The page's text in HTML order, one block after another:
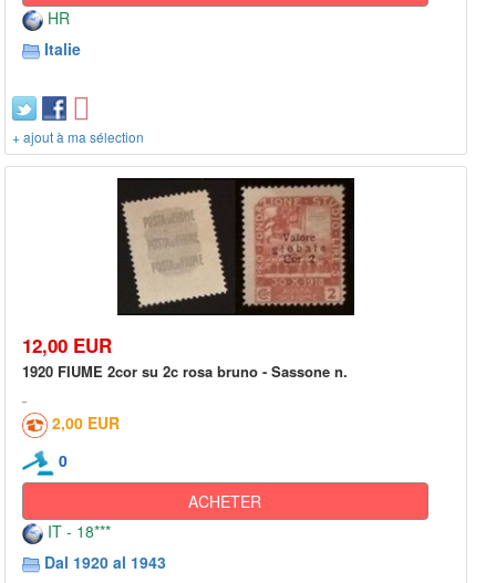
HR
Italie
+ ajout à ma sélection
12,00 EUR
1920 FIUME 2cor su 2c rosa bruno - Sassone n.
2,00 EUR
0
ACHETER
IT - 18***
Dal 1920 al 1943